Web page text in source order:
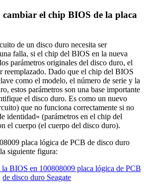
cambiar el chip BIOS de la placa
de un disco duro necesita ser
falla, si el chip del BIOS en la nueva
parámetros originales del disco duro, el
reemplazado. Dado que el chip del BIOS
como el modelo, el número de serie y la
estos parámetros son una base importante
el disco duro. Es como un nuevo
que no funciona correctamente si no
identidad» (parámetros en el chip del
el cuerpo (el cuerpo del disco duro).
placa lógica de PCB de disco duro
siguiente figura: